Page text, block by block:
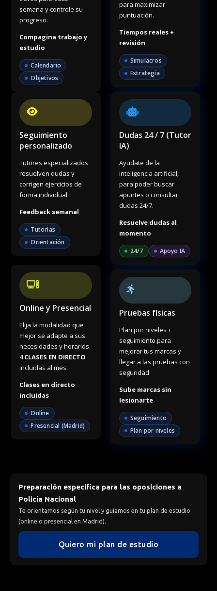
semana y controle su
progreso.
Compagina trabajo y
estudio
Calendario
Objetivos
para maximizar
puntuación.
Tiempos reales +
revisión
Simulacros
Estrategia
Seguimiento
personalizado
Tutores especializados
resuelven dudas y
corrigen ejercicios de
forma individual.
Feedback semanal
Tutorías
Orientación
Dudas 24 / 7 (Tutor
IA)
Ayudate de la
inteligencia artificial,
para poder buscar
apuntes o consultar
dudas 24/7.
Resuelve dudas al
momento
24/7 Apoyo IA
Online y Presencial
Elija la modalidad que
mejor se adapte a sus
necesidades y horarios.
4 CLASES EN DIRECTO
incluidas al mes.
Clases en directo
incluidas
Online
Presencial (Madrid)
Pruebas físicas
Plan por niveles +
seguimiento para
mejorar tus marcas y
llegar a las pruebas con
seguridad.
Sube marcas sin
lesionarte
Seguimiento
Plan por niveles
Preparación especifica para las oposiciones a
Policía Nacional
Te orientamos según tu nivel y guiamos en tu plan de estudio
(online o presencial en Madrid).
Quiero mi plan de estudio